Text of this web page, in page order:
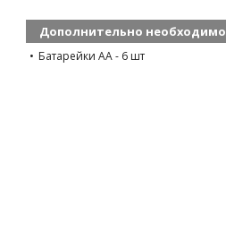
Дополнительно необходимо
Батарейки АА - 6 шт